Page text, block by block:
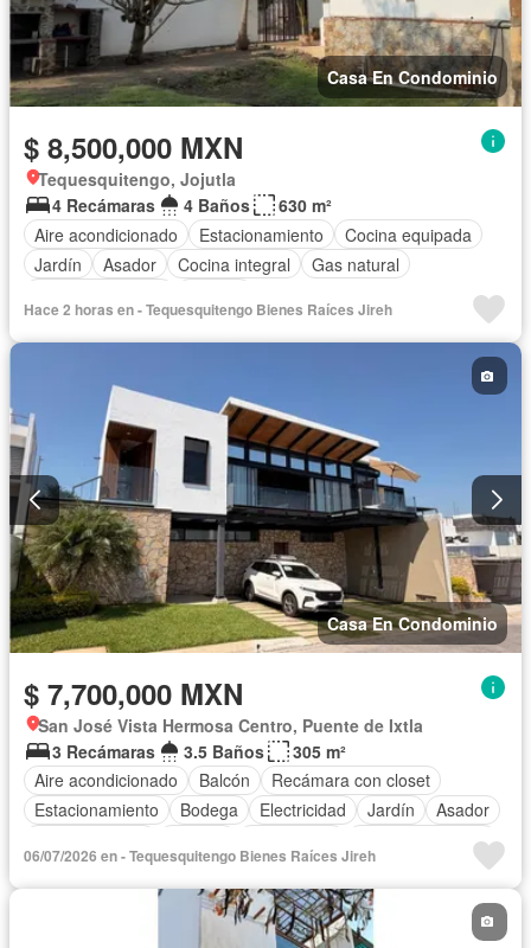
Casa En Condominio
$ 8,500,000 MXN
Tequesquitengo, Jojutla
4 Recámaras
4 Baños
630 m²
Aire acondicionado
Estacionamiento
Cocina equipada
Jardín
Asador Cocina integral
Gas natural
Hace 2 horas en - Tequesquitengo Bienes Raíces Jireh
Casa En Condominio
$ 7,700,000 MXN
San José Vista Hermosa Centro, Puente de Ixtla
3 Recámaras
3.5 Baños
305 m²
Aire acondicionado
Balcón
Recámara con closet
Estacionamiento
Bodega Electricidad Jardín
Asador
Vista panorámica
Seguridad
Alberca Agua
06/07/2026 en - Tequesquitengo Bienes Raíces Jireh